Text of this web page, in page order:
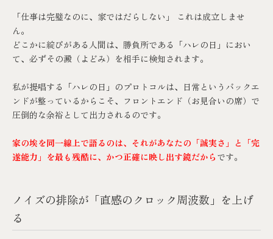
「仕事は完璧なのに、家ではだらしない」 これは成立しませ
ん。
どこかに綻びがある人間は、勝負所である「ハレの日」におい
て、必ずその澱（よどみ）を相手に検知されます。
私が提唱する「ハレの日」のプロトコルは、日常というバックエ
ンドが整っているからこそ、フロントエンド（お見合いの席）で
圧倒的な余裕として出力されるのです。
家の埃を同一線上で語るのは、それがあなたの「誠実さ」と「完
遂能力」を最も残酷に、かつ正確に映し出す鏡だから です。
ノイズの排除が「直感のクロック周波数」を上げ
る